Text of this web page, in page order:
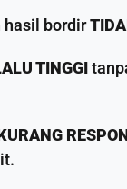
hasil bordir
TINGGI